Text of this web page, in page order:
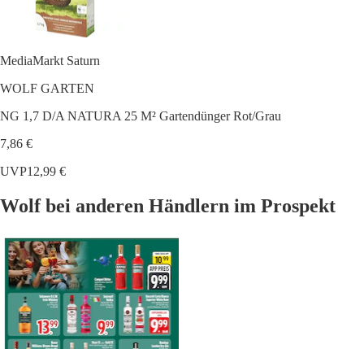
MediaMarkt Saturn
WOLF GARTEN
NG 1,7 D/A NATURA 25 M² Gartendünger Rot/Grau
7,86 €
UVP12,99 €
Wolf bei anderen Händlern im Prospekt